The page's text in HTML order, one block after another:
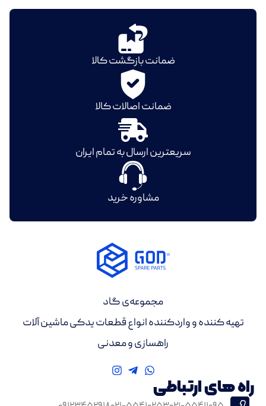
ضمانت بازگشت کالا
ضمانت اصالات کالا
سریعترین ارسال به تمام ایران
مشاوره خرید
راه های ارتباطی
مجموعه‌ی گاد
تهیه کننده و واردکننده انواع قطعات یدکی ماشین آلات
راهسازی و معدنی